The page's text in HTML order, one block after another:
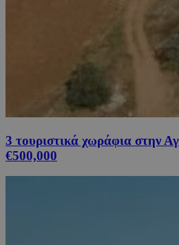
3 τουριστικά χωράφια στην
€500,000